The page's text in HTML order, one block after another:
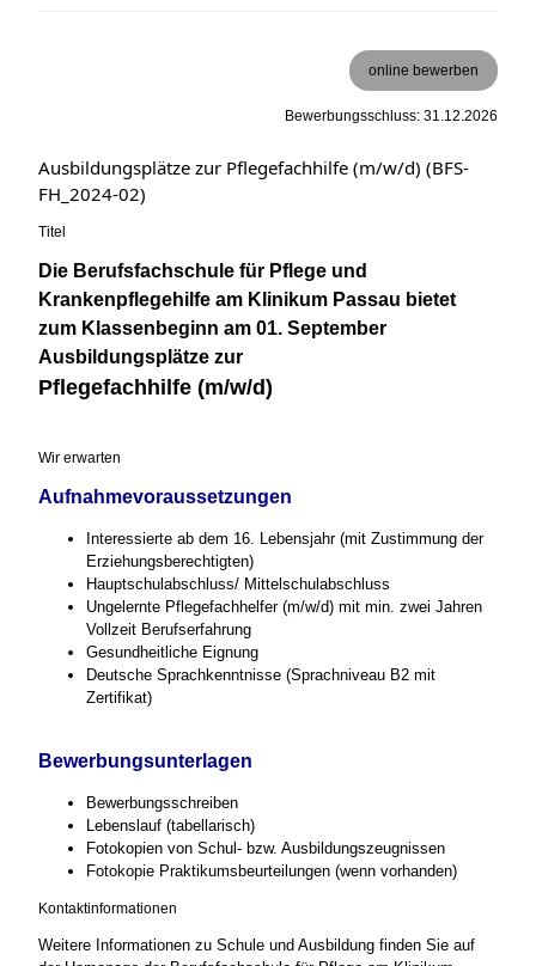
online bewerben
Bewerbungsschluss: 31.12.2026
Ausbildungsplätze zur Pflegefachhilfe (m/w/d) (BFS-
FH_2024-02)
Titel
Die Berufsfachschule für Pflege und
Krankenpflegehilfe am Klinikum Passau bietet
zum Klassenbeginn am 01. September
Ausbildungsplätze zur
Pflegefachhilfe (m/w/d)
Wir erwarten
Aufnahmevoraussetzungen
Interessierte ab dem 16. Lebensjahr (mit Zustimmung der
Erziehungsberechtigten)
Hauptschulabschluss/ Mittelschulabschluss
Ungelernte Pflegefachhelfer (m/w/d) mit min. zwei Jahren
Vollzeit Berufserfahrung
Gesundheitliche Eignung
Deutsche Sprachkenntnisse (Sprachniveau B2 mit
Zertifikat)
Bewerbungsunterlagen
Bewerbungsschreiben
Lebenslauf (tabellarisch)
Fotokopien von Schul- bzw. Ausbildungszeugnissen
Fotokopie Praktikumsbeurteilungen (wenn vorhanden)
Kontaktinformationen
Weitere Informationen zu Schule und Ausbildung finden Sie auf